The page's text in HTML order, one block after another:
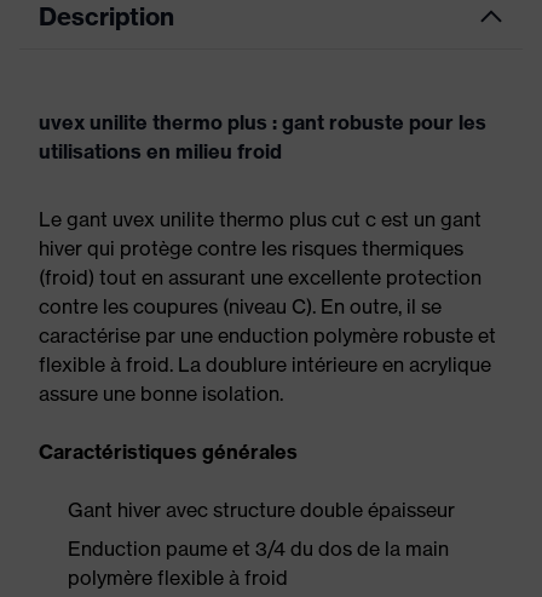
Description
uvex unilite thermo plus : gant robuste pour les
utilisations en milieu froid
Le gant uvex unilite thermo plus cut c est un gant
hiver qui protège contre les risques thermiques
(froid) tout en assurant une excellente protection
contre les coupures (niveau C). En outre, il se
caractérise par une enduction polymère robuste et
flexible à froid. La doublure intérieure en acrylique
assure une bonne isolation.
Caractéristiques générales
Gant hiver avec structure double épaisseur
Enduction paume et 3/4 du dos de la main
polymère flexible à froid